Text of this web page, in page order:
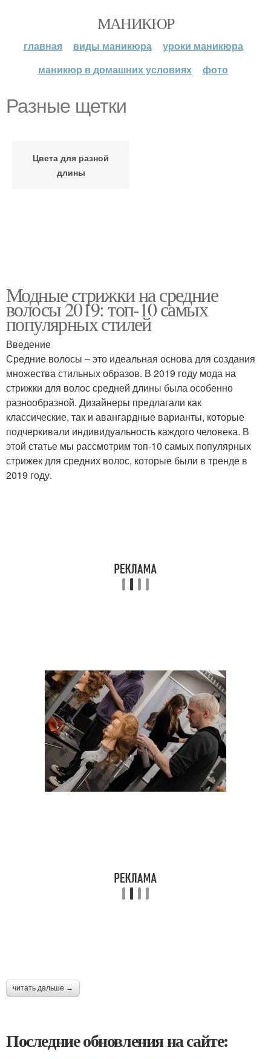
МАНИКЮР
главная виды маникюра
уроки маникюра
маникюр в домашних условиях
фото
Разные щетки
Цвета для разной
длины
Модные стрижки на средние
волосы 2019: топ-10 самых
популярных стилей
Введение
Средние волосы – это идеальная основа для создания
множества стильных образов. В 2019 году мода на
стрижки для волос средней длины была особенно
разнообразной. Дизайнеры предлагали как
классические, так и авангардные варианты, которые
подчеркивали индивидуальность каждого человека. В
этой статье мы рассмотрим топ-10 самых популярных
стрижек для средних волос, которые были в тренде в
2019 году.
читать дальше →
Последние обновления на сайте: